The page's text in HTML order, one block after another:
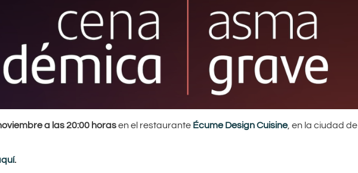
a las 20:00 horasen el restaurante Écume Design Cuisine, en la ciudad de
.